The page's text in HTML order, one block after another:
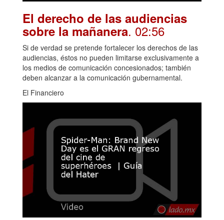
El derecho de las audiencias
sobre la mañanera. 02:56
Si de verdad se pretende fortalecer los derechos de las
audiencias, éstos no pueden limitarse exclusivamente a
los medios de comunicación concesionados; también
deben alcanzar a la comunicación gubernamental.
El Financiero